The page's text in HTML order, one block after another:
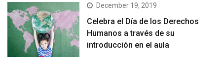
December 19, 2019
Celebra el Día de los Derechos
Humanos a través de su
introducción en el aula